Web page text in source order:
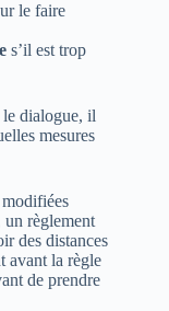
le faire
s’il est trop
le dialogue, il
mesures
un règlement
des distances
avant la règle
de prendre